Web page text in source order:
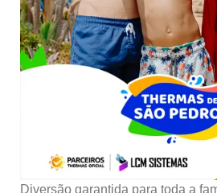
Diversão garantida para toda a